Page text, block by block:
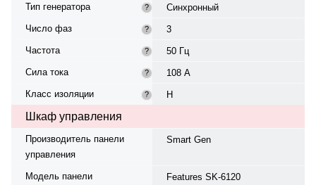
Тип генератора
?
Синхронный
Число фаз
?
3
Частота
?
50 Гц
Сила тока
?
108 А
Класс изоляции
? H
Шкаф управления
Производитель панели
управления
Smart Gen
Модель панели
Features SK-6120